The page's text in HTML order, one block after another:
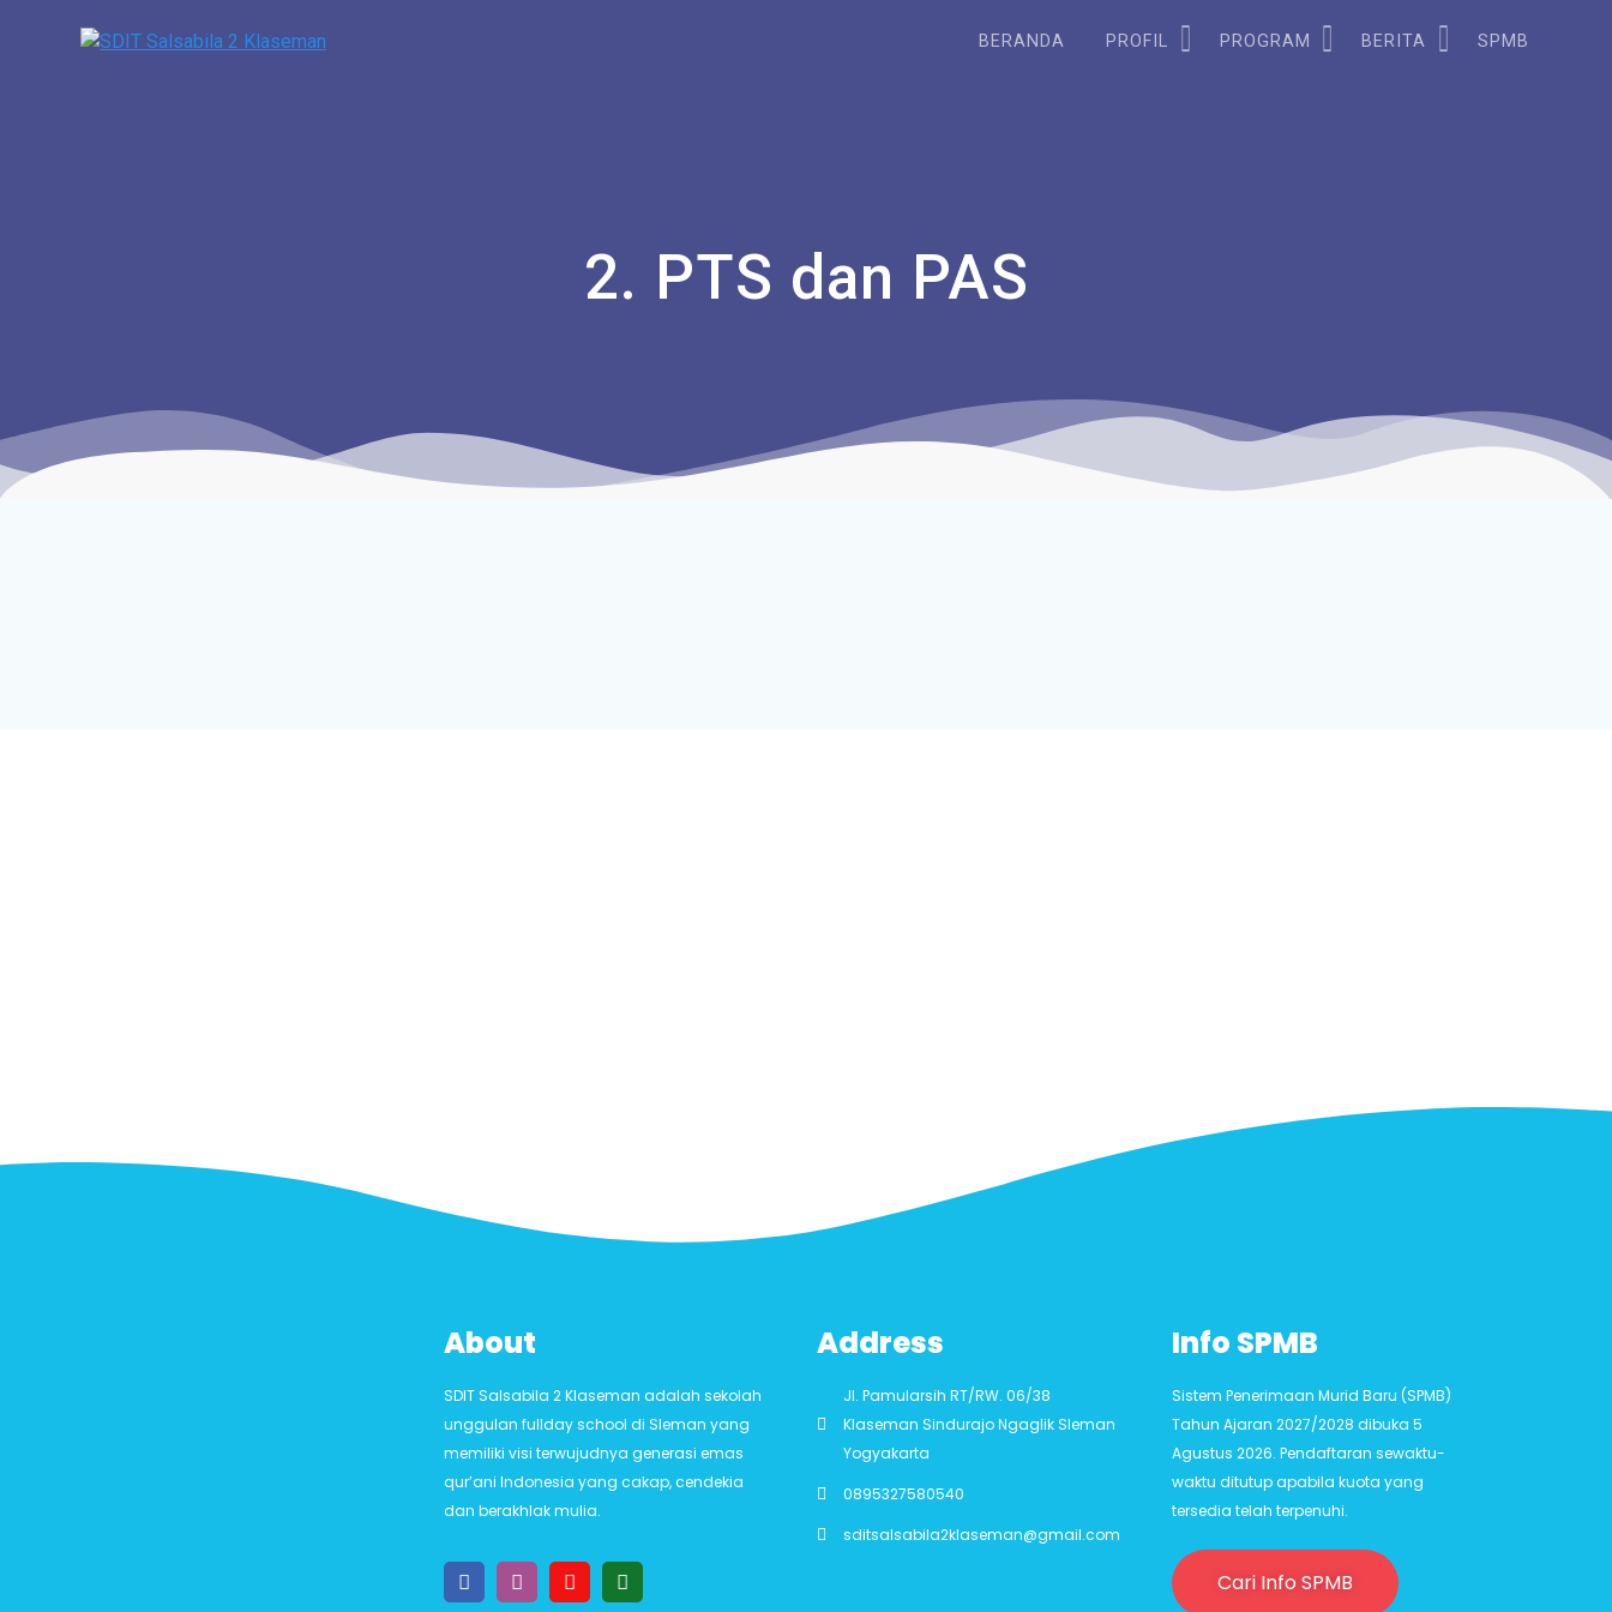
BERANDA PROFIL PROGRAM BERITA SPMB
2. PTS dan PAS
About
SDIT Salsabila 2 Klaseman adalah sekolah
unggulan fullday school di Sleman yang
memiliki visi terwujudnya generasi emas
qur’ani Indonesia yang cakap, cendekia
dan berakhlak mulia.
Address
Jl. Pamularsih RT/RW. 06/38
Klaseman Sindurajo Ngaglik Sleman
Yogyakarta
0895327580540
sditsalsabila2klaseman@gmail.com
Info SPMB
Sistem Penerimaan Murid Baru (SPMB)
Tahun Ajaran 2027/2028 dibuka 5
Agustus 2026. Pendaftaran sewaktu-
waktu ditutup apabila kuota yang
tersedia telah terpenuhi.
Cari Info SPMB